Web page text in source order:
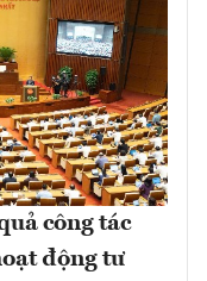
công tác
động tư